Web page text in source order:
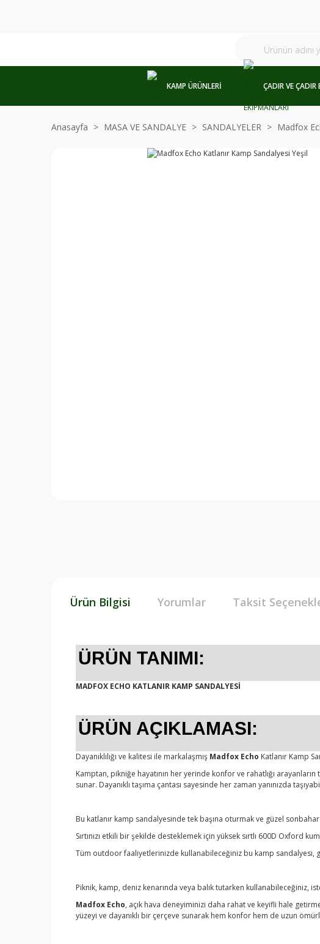
KAMP ÜRÜNLERİ ÇADIR VE ÇADIR
Anasayfa MASA VE SANDALYE SANDALYELER Madfox
Ürün Bilgisi Yorumlar Taksit
ÜRÜN TANIMI:
MADFOX ECHO KATLANIR KAMP SANDALYESİ
ÜRÜN AÇIKLAMASI:
Dayanıklılığı ve kalitesi ile markalaşmış Madfox Echo Katlanır Kamp
Kamptan, pikniğe hayatının her yerinde konfor ve rahatlığı arayanların
sunar. Dayanıklı taşıma çantası sayesinde her zaman yanınızda
Bu katlanır kamp sandalyesinde tek başına oturmak ve güzel sonbahar
Sırtınızı etkili bir şekilde desteklemek için yüksek sırtlı 600D Oxford
Tüm outdoor faaliyetlerinizde kullanabileceğiniz bu kamp sandalyesi,
Piknik, kamp, deniz kenarında veya balık tutarken
Madfox Echo, açık hava deneyiminizi daha rahat ve keyifli hale
yüzeyi ve dayanıklı bir çerçeve sunarak hem konfor hem de uzun